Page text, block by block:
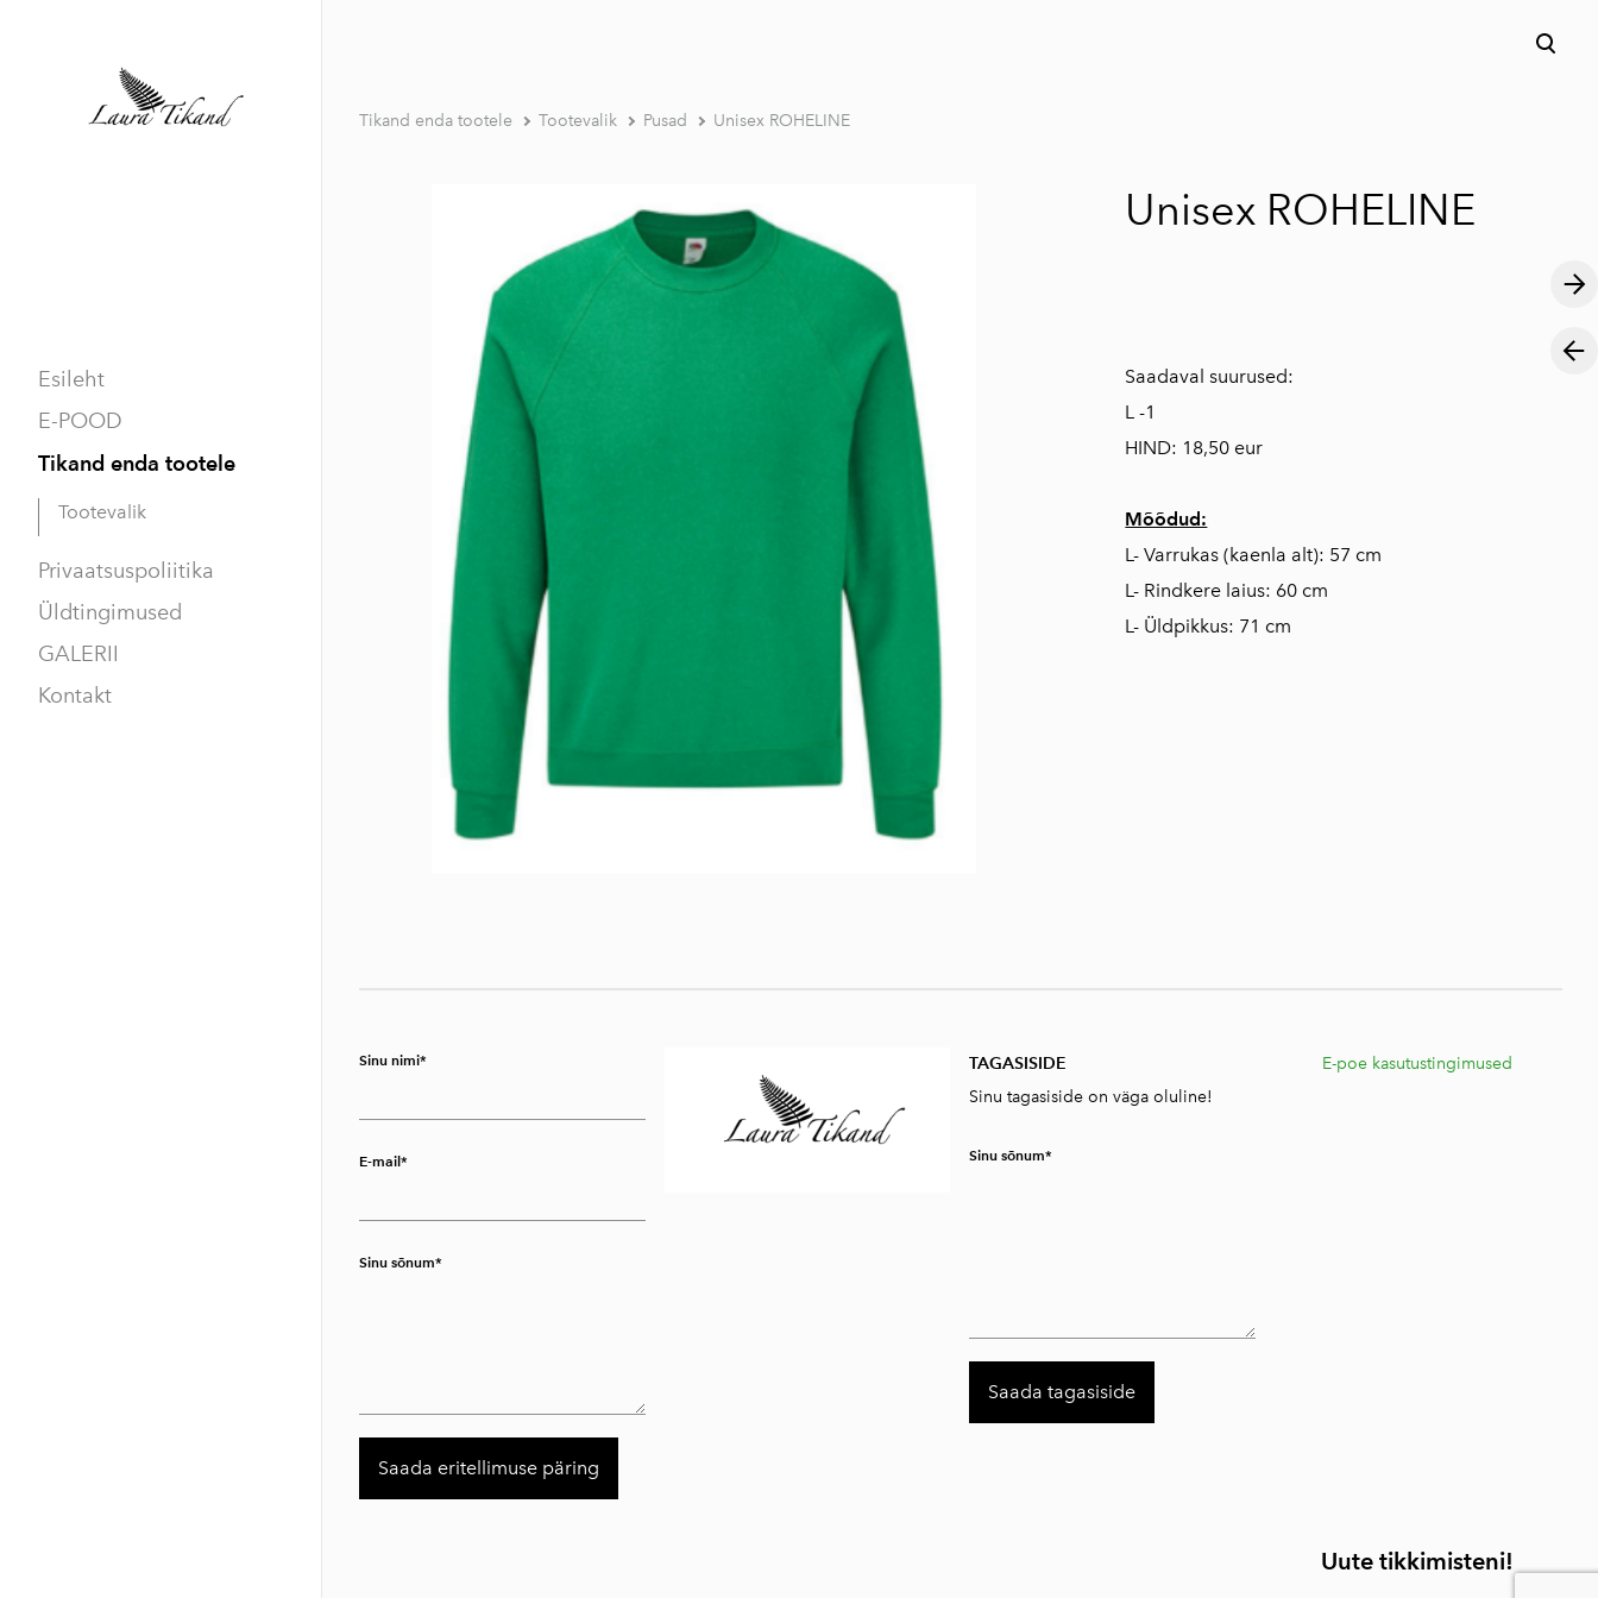
Esileht
E-POOD
Tikand enda tootele
Tootevalik
Privaatsuspoliitika
Üldtingimused
GALERII
Kontakt
Tikand enda tootele Tootevalik Pusad Unisex ROHELINE
Unisex ROHELINE
Saadaval suurused:
L -1
HIND: 18,50 eur
Mõõdud:
L- Varrukas (kaenla alt): 57 cm
L- Rindkere laius: 60 cm
L- Üldpikkus: 71 cm
Sinu nimi
E-mail
Sinu sõnum
TAGASISIDE
Sinu tagasiside on väga oluline!
Sinu sõnum
E-poe kasutustingimused
Uute tikkimisteni!